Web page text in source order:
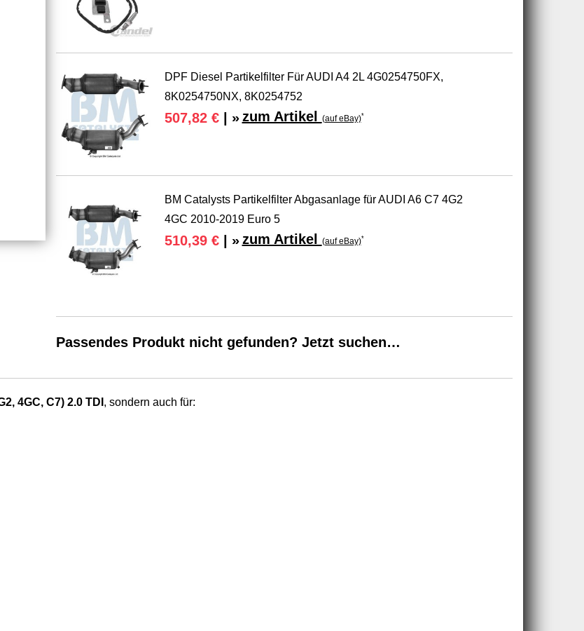
DPF Diesel Partikelfilter Für AUDI A4 2L 4G0254750FX,
8K0254750NX, 8K0254752
507,82 €| » zum Artikel (auf eBay)*
BM Catalysts Partikelfilter Abgasanlage für AUDI A6 C7 4G2
4GC 2010-2019 Euro 5
510,39 €| » zum Artikel (auf eBay)*
Passendes Produkt nicht gefunden? Jetzt suchen…
4GC, C7) 2.0 TDI , sondern auch für: